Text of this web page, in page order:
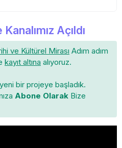
Açıldı
ve Kültürel Mirası Adım adım
kayıt altına alıyoruz.
bir projeye başladık.
Abone Olarak Bize